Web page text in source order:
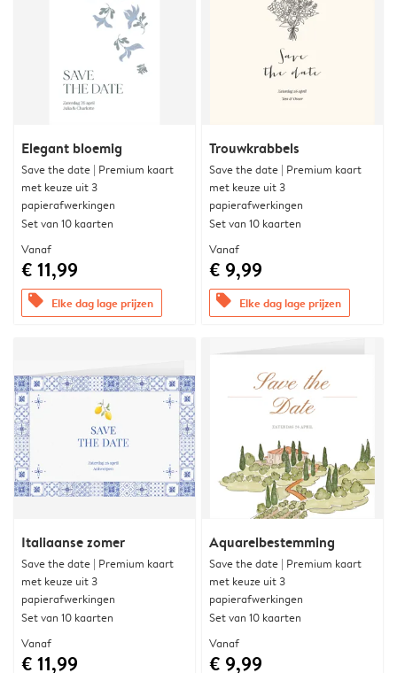
Elegant bloemig
Save the date | Premium kaart
met keuze uit 3
papierafwerkingen
Set van 10 kaarten
Vanaf
€ 11,99
offers Elke dag lage prijzen
Trouwkrabbels
Save the date | Premium kaart
met keuze uit 3
papierafwerkingen
Set van 10 kaarten
Vanaf
€ 9,99
offers Elke dag lage prijzen
Italiaanse zomer
Save the date | Premium kaart
met keuze uit 3
papierafwerkingen
Set van 10 kaarten
Vanaf
€ 11,99
Aquarelbestemming
Save the date | Premium kaart
met keuze uit 3
papierafwerkingen
Set van 10 kaarten
Vanaf
€ 9,99